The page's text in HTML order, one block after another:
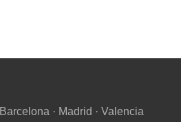
Barcelona · Madrid · Valencia